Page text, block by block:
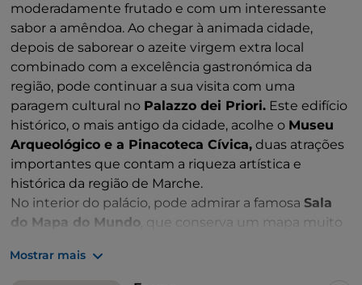
moderadamente frutado e com um interessante
sabor a amêndoa. Ao chegar à animada cidade,
depois de saborear o azeite virgem extra local
combinado com a excelência gastronómica da
região, pode continuar a sua visita com uma
paragem cultural no Palazzo dei Priori. Este edifício
histórico, o mais antigo da cidade, acolhe o Museu
Arqueológico e a Pinacoteca Cívica, duas atrações
importantes que contam a riqueza artística e
histórica da região de Marche.
No interior do palácio, pode admirar a famosa Sala
do Mapa do Mundo , que conserva um mapa muito
185 cm de diâmetro e 568 cm de circunferência.
Deixe-se guiar pelo aroma das azeitonas acabadas
Mostrar mais